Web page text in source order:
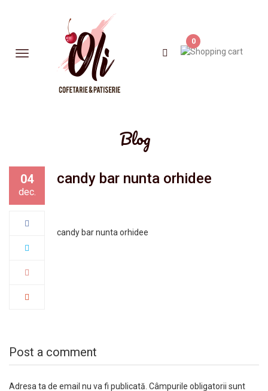
0
Blog
04
dec.
candy bar nunta orhidee
candy bar nunta orhidee
Post a comment
Adresa ta de email nu va fi publicată. Câmpurile obligatorii sunt